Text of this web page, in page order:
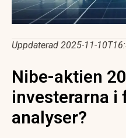
Uppdaterad 2025-11-
Nibe-aktien
investerarna i
analyser?